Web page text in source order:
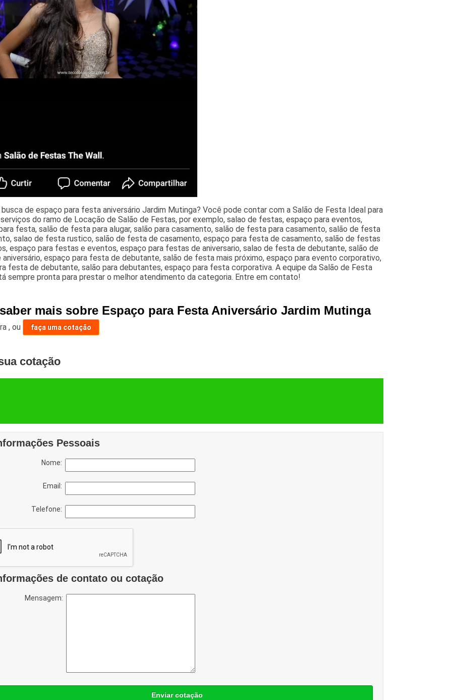
busca de espaço para festa aniversário Jardim Mutinga? Você pode contar com a Salão de Festa Ideal para
do ramo de Locação de Salão de Festas, por exemplo, salao de festas, espaço para eventos,
festa, salão de festa para alugar, salão para casamento, salão de festa para casamento, salão de festa
salao de festa rustico, salão de festa de casamento, espaço para festa de casamento, salão de festas
espaço para festas e eventos, espaço para festas de aniversario, salao de festa de debutante, salão de
espaço para festa de debutante, salão de festa mais próximo, espaço para evento corporativo,
festa de debutante, salão para debutantes, espaço para festa corporativa. A equipe da Salão de Festa
sempre pronta para prestar o melhor atendimento da categoria. Entre em contato!
mais sobre Espaço para Festa Aniversário Jardim Mutinga
,ou faça uma cotação
cotação
Pessoais
Nome:
Email:
Telefone:
de contato ou cotação
Mensagem:
Enviar cotação